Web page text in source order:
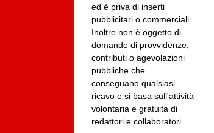
ed è priva di inserti
pubblicitari o commerciali.
Inoltre non è oggetto di
domande di provvidenze,
contributi o agevolazioni
pubbliche che
conseguano qualsiasi
ricavo e si basa sull'attività
volontaria e gratuita di
redattori e collaboratori.